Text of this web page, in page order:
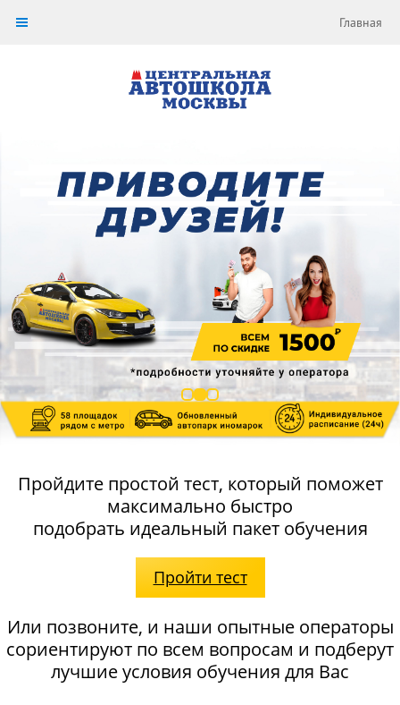
Главная
Пройдите простой тест, который поможет
максимально быстро
подобрать идеальный пакет обучения
Пройти тест
Или позвоните, и наши опытные операторы
сориентируют по всем вопросам и подберут
лучшие условия обучения для Вас